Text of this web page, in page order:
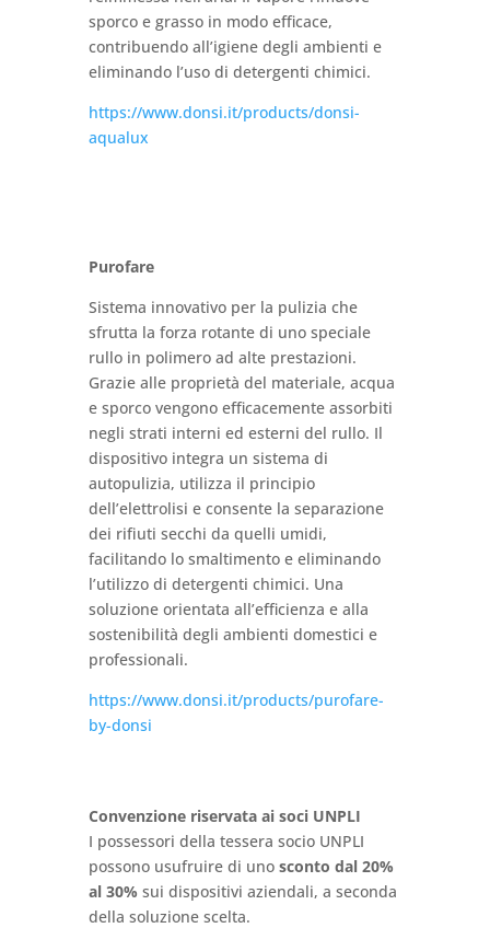
sporco e grasso in modo efficace,
contribuendo all’igiene degli ambienti e
eliminando l’uso di detergenti chimici.
https://www.donsi.it/products/donsi-
aqualux
Purofare
Sistema innovativo per la pulizia che
sfrutta la forza rotante di uno speciale
rullo in polimero ad alte prestazioni.
Grazie alle proprietà del materiale, acqua
e sporco vengono efficacemente assorbiti
negli strati interni ed esterni del rullo. Il
dispositivo integra un sistema di
autopulizia, utilizza il principio
dell’elettrolisi e consente la separazione
dei rifiuti secchi da quelli umidi,
facilitando lo smaltimento e eliminando
l’utilizzo di detergenti chimici. Una
soluzione orientata all’efficienza e alla
sostenibilità degli ambienti domestici e
professionali.
https://www.donsi.it/products/purofare-
by-donsi
Convenzione riservata ai soci UNPLI
I possessori della tessera socio UNPLI
possono usufruire di uno sconto dal 20%
al 30% sui dispositivi aziendali, a seconda
della soluzione scelta.